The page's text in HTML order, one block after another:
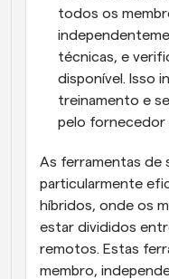
todos os
técnicas, e
disponível. Isso
treinamento e
pelo fornecedor
As ferramentas de
particularmente
híbridos, onde os
estar divididos
remotos. Estas
membro,